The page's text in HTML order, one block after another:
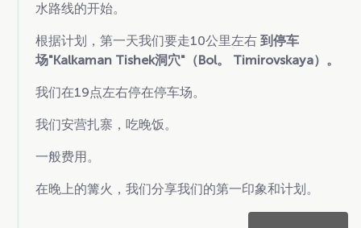
水路线的开始。
根据计划，第一天我们要走10公里左右 到停车
场"Kalkaman Tishek洞穴"（Bol。 Timirovskaya）。
我们在19点左右停在停车场。
我们安营扎寨，吃晚饭。
一般费用。
在晚上的篝火，我们分享我们的第一印象和计划。